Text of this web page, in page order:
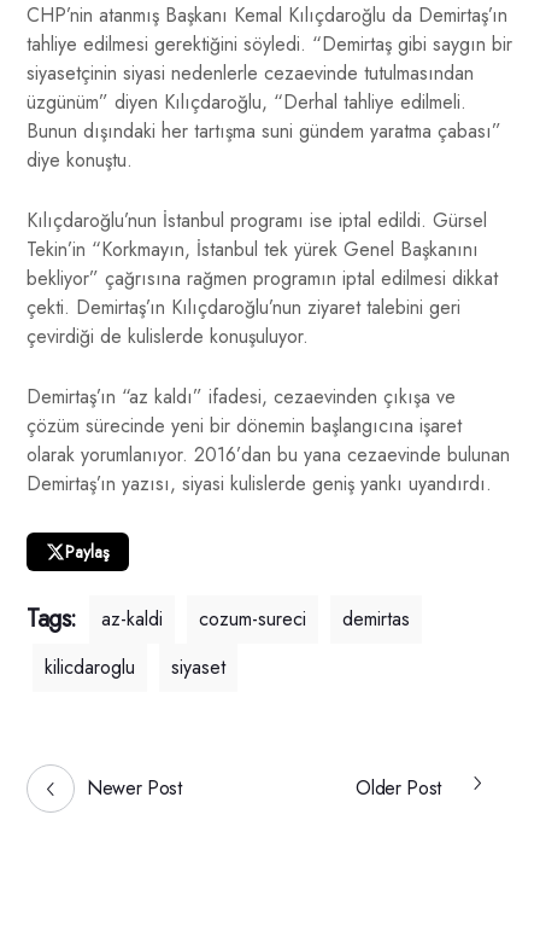
CHP’nin atanmış Başkanı Kemal Kılıçdaroğlu da Demirtaş’ın
tahliye edilmesi gerektiğini söyledi. “Demirtaş gibi saygın bir
siyasetçinin siyasi nedenlerle cezaevinde tutulmasından
üzgünüm” diyen Kılıçdaroğlu, “Derhal tahliye edilmeli.
Bunun dışındaki her tartışma suni gündem yaratma çabası”
diye konuştu.
Kılıçdaroğlu’nun İstanbul programı ise iptal edildi. Gürsel
Tekin’in “Korkmayın, İstanbul tek yürek Genel Başkanını
bekliyor” çağrısına rağmen programın iptal edilmesi dikkat
çekti. Demirtaş’ın Kılıçdaroğlu’nun ziyaret talebini geri
çevirdiği de kulislerde konuşuluyor.
Demirtaş’ın “az kaldı” ifadesi, cezaevinden çıkışa ve
çözüm sürecinde yeni bir dönemin başlangıcına işaret
olarak yorumlanıyor. 2016’dan bu yana cezaevinde bulunan
Demirtaş’ın yazısı, siyasi kulislerde geniş yankı uyandırdı.
Paylaş
Tags: az-kaldi cozum-sureci
demirtas
kilicdaroglu
siyaset
Newer Post Older Post